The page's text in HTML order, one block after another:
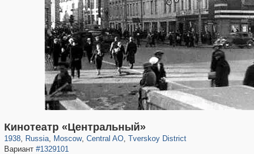
Кинотеатр «Центральный»
1938, Russia
1,406,699 29,243
, Moscow
319,864 8,286
, Central AO
160,011 5,916
, Tverskoy District
53,052
Вариант #1329101